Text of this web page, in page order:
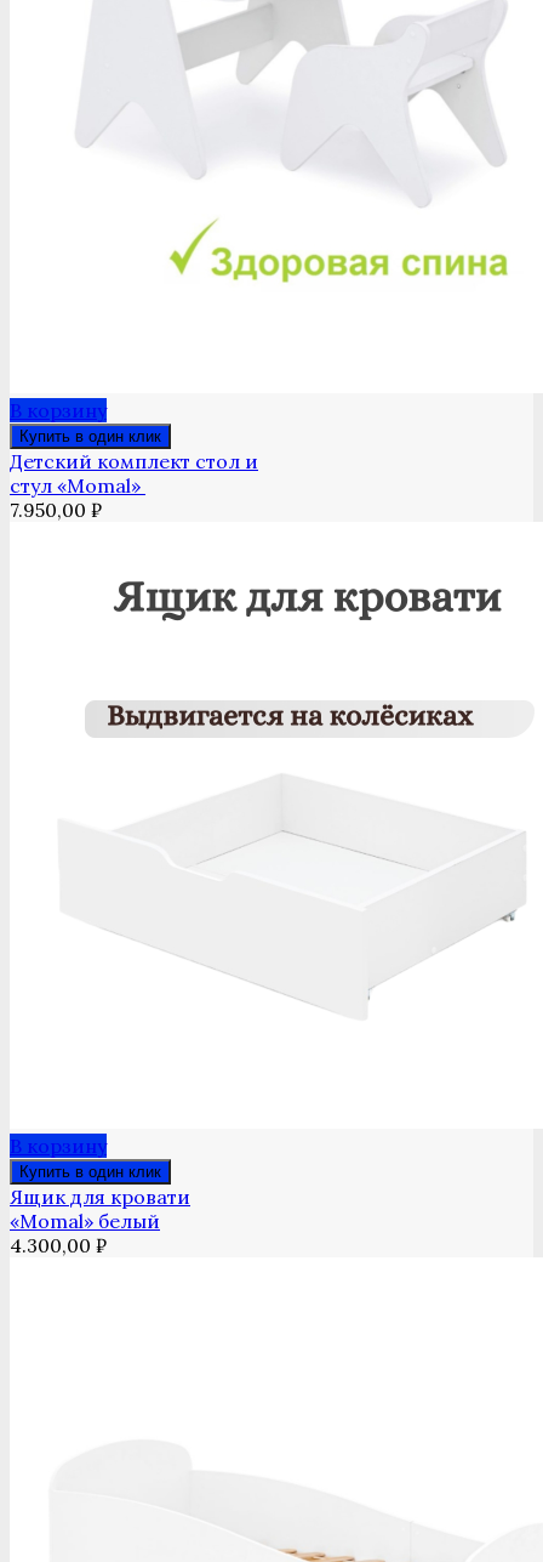
В корзину
Купить в один клик
Детский комплект стол и
стул «Momal»
7.950,00 ₽
В корзину
Купить в один клик
Ящик для кровати
«Momal» белый
4.300,00 ₽